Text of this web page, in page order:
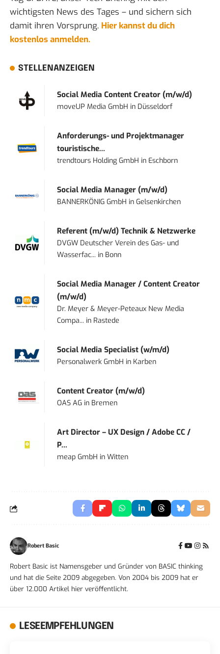
wichtigsten News des Tages – und sichern sich
damit ihren Vorsprung. Hier kannst du dich
kostenlos anmelden.
STELLENANZEIGEN
Social Media Content Creator (m/w/d)
moveUP Media GmbH in Düsseldorf
Anforderungs- und Projektmanager
touristische...
trendtours Holding GmbH in Eschborn
Social Media Manager (m/w/d)
BANNERKÖNIG GmbH inGelsenkirchen
Referent (m/w/d) Technik & Netzwerke
DVGW Deutscher Verein des Gas- und
Wasserfac... in Bonn
Social Media Manager / Content Creator
(m/w/d)
Dr. Meyer & Meyer-Peteaux New Media
Compa... in Rastede
Social Media Specialist (w/m/d)
Personalwerk GmbH in Karben
Content Creator (m/w/d)
OAS AG in Bremen
Art Director – UX Design / Adobe CC /
P...
meap GmbH inWitten
Robert Basic
Robert Basic ist Namensgeber und Gründer von BASIC thinking
und hat die Seite 2009 abgegeben. Von 2004 bis 2009 hat er
über 12.000 Artikel hier veröffentlicht.
LESEEMPFEHLUNGEN